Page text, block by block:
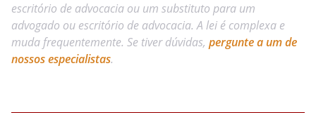
escritório de advocacia ou um substituto para um
advogado ou escritório de advocacia. A lei é complexa e
muda frequentemente. Se tiver dúvidas, pergunte a um de
nossos especialistas.